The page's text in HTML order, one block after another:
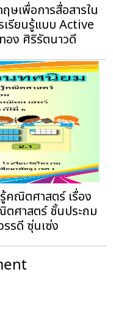
ษเพื่อการสื่อสารใน
เรียนรู้แบบ Active
ง ศิริรัตนาวดี
คณิตศาสตร์ เรื่อง
ตศาสตร์ ชั้นประถม
รดี ซุ่นเซ่ง